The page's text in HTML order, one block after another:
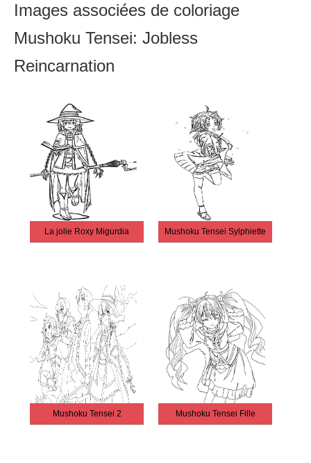
Images associées de coloriage
Mushoku Tensei: Jobless
Reincarnation
La jolie Roxy Migurdia Mushoku Tensei Sylphiette
Mushoku Tensei 2 Mushoku Tensei Fille